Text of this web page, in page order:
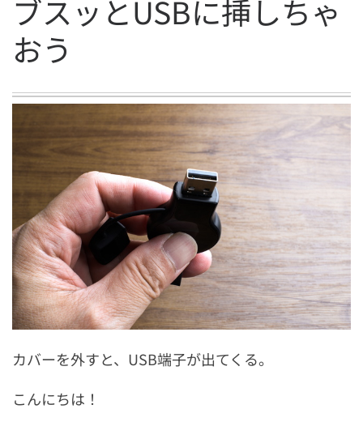
ブスッとUSBに挿しちゃ
おう
カバーを外すと、USB端子が出てくる。
こんにちは！